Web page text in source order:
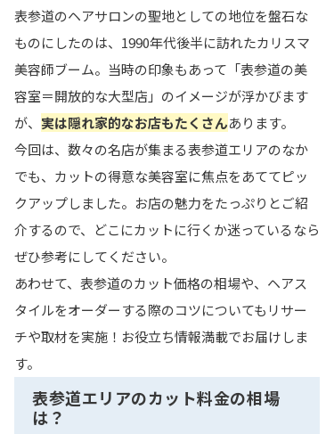
表参道のヘアサロンの聖地としての地位を盤石な
ものにしたのは、1990年代後半に訪れたカリスマ
美容師ブーム。当時の印象もあって「表参道の美
容室＝開放的な大型店」のイメージが浮かびます
が、 実は隠れ家的なお店もたくさんあります。
今回は、数々の名店が集まる表参道エリアのなか
でも、カットの得意な美容室に焦点をあててピッ
クアップしました。お店の魅力をたっぷりとご紹
介するので、どこにカットに行くか迷っているなら
ぜひ参考にしてください。
あわせて、表参道のカット価格の相場や、ヘアス
タイルをオーダーする際のコツについてもリサー
チや取材を実施！お役立ち情報満載でお届けしま
す。
表参道エリアのカット料金の相場
は？